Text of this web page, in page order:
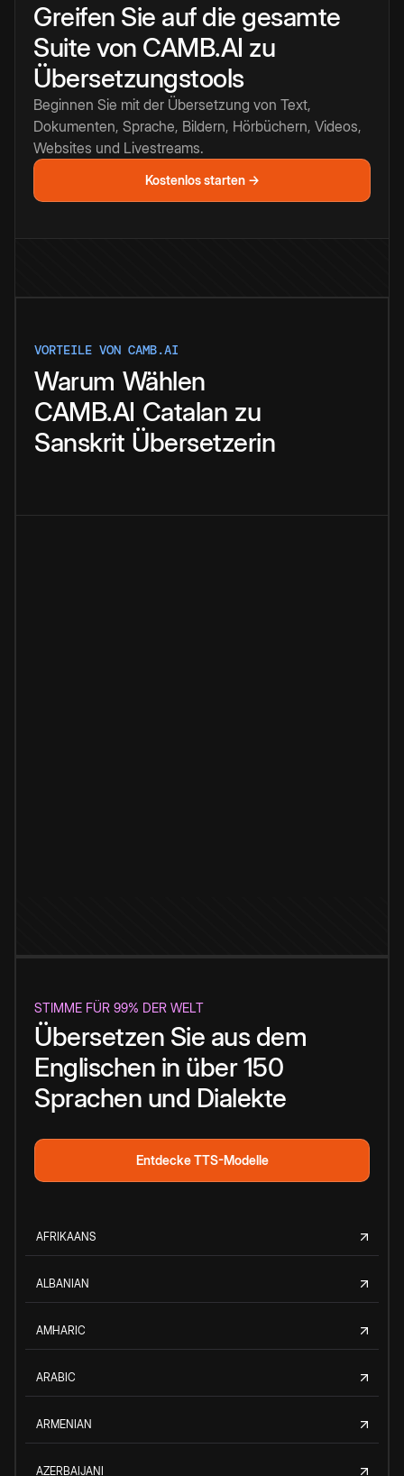
Greifen Sie auf die gesamte
Suite von CAMB.AI zu
Übersetzungstools
Beginnen Sie mit der Übersetzung von Text,
Dokumenten, Sprache, Bildern, Hörbüchern, Videos,
Websites und Livestreams.
Kostenlos starten →
VORTEILE VON CAMB.AI
Warum Wählen
CAMB.AI Catalan zu
Sanskrit Übersetzerin
STIMME FÜR 99% DER WELT
Übersetzen Sie aus dem
Englischen in über 150
Sprachen und Dialekte
Entdecke TTS-Modelle
AFRIKAANS
ALBANIAN
AMHARIC
ARABIC
ARMENIAN
AZERBAIJANI